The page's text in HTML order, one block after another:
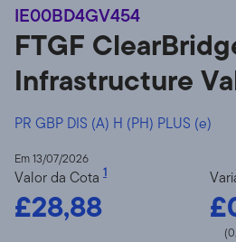
IE00BD4GV454
FTGF
Infrastructure
PR GBP DIS (A) H (PH) PLUS (e)
Em 13/07/2026
Valor da Cota 1
£28,88